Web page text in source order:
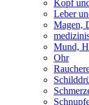
Kopf
Leber
Magen,
Mund,
Ohr